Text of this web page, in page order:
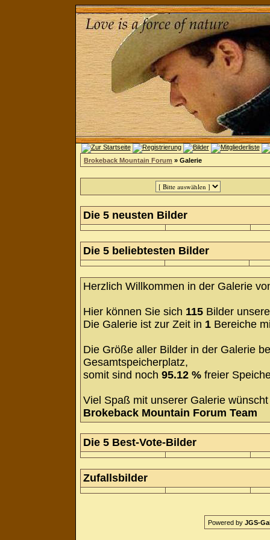
Brokeback Mountain Forum » Galerie
Die 5 neusten Bilder
Die 5 beliebtesten Bilder
Herzlich Willkommen in der Galerie
Hier können Sie sich 115 Bilder
Die Galerie ist zur Zeit in 1 Bereiche
Die Größe aller Bilder in der Galerie
Gesamtspeicherplatz,
somit sind noch 95.12 % freier
Viel Spaß mit unserer Galerie
Brokeback Mountain Forum Team
Die 5 Best-Vote-Bilder
Zufallsbilder
Powered by JGS-